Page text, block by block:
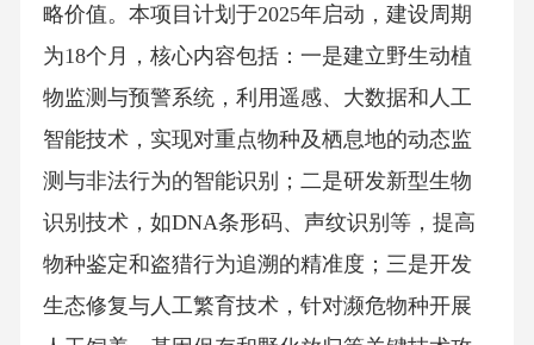
略价值。本项目计划于2025年启动，建设周期
为18个月，核心内容包括：一是建立野生动植
物监测与预警系统，利用遥感、大数据和人工
智能技术，实现对重点物种及栖息地的动态监
测与非法行为的智能识别；二是研发新型生物
识别技术，如DNA条形码、声纹识别等，提高
物种鉴定和盗猎行为追溯的精准度；三是开发
生态修复与人工繁育技术，针对濒危物种开展